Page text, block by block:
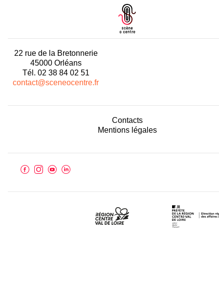
22 rue de la Bretonnerie
45000 Orléans
Tél. 02 38 84 02 51
contact@sceneocentre.fr
Contacts
Mentions légales